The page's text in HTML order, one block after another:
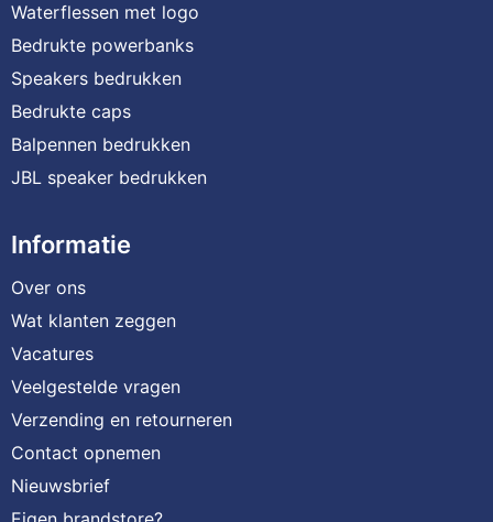
Waterflessen met logo
Bedrukte powerbanks
Speakers bedrukken
Bedrukte caps
Balpennen bedrukken
JBL speaker bedrukken
Informatie
Over ons
Wat klanten zeggen
Vacatures
Veelgestelde vragen
Verzending en retourneren
Contact opnemen
Nieuwsbrief